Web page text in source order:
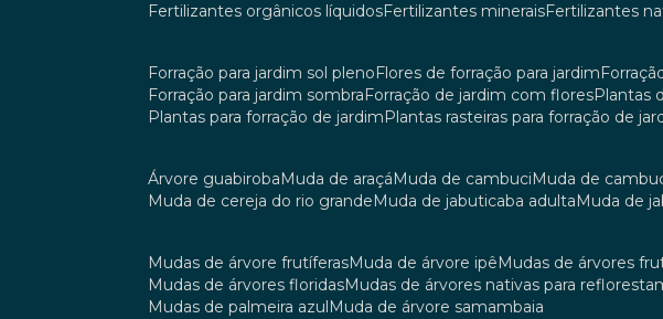
fertilizantes orgânicos líquidos fertilizantes minerais fertilizantes
forração para jardim sol pleno
flores de forração para jardim
forração para jardim sombra
forração de jardim com flores plantas
plantas para forração de jardim
plantas rasteiras para forração de
árvore guabiroba
muda de araçá muda de cambuci muda de
muda de cereja do rio grande
muda de jabuticaba adulta muda de
mudas de árvore frutíferas
muda de árvore ipê mudas de árvores
mudas de árvores floridas
mudas de árvores nativas para
mudas de palmeira azul
muda de árvore samambaia